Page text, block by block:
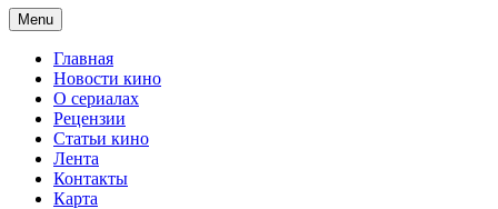
Menu
Главная
Новости кино
О сериалах
Рецензии
Статьи кино
Лента
Контакты
Карта